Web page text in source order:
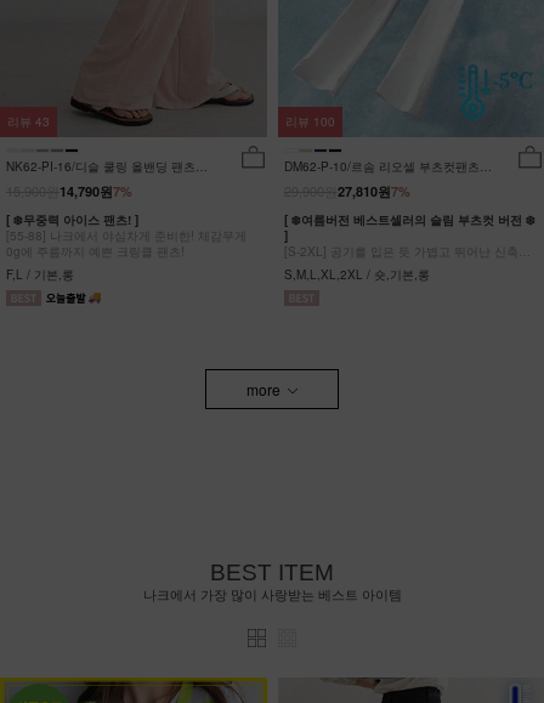
NK62-PI-16/디슬 쿨링 올밴딩 팬츠
7%
14,790원
[ ❄️무중력 아이스 팬츠! ]
[55-88] 나크에서 야심차게 준비한! 체감무게
0g에 주름까지 예쁜 크링클 팬츠!
F,L / 기본,롱
리뷰 43
DM62-P-10/르솜 리오셀 부츠컷팬츠
7%
27,810원
[ ❄️여름버전 베스트셀러의 슬림 부츠컷 버전 ❄️
]
[S-2XL] 공기를 입은 듯 가볍고 뛰어난 신축성
원단에 슬림함을 더한 부츠컷 팬츠!
S,M,L,XL,2XL / 숏,기본,롱
리뷰 100
more
BEST ITEM
나크에서 가장 많이 사랑받는 베스트 아이템